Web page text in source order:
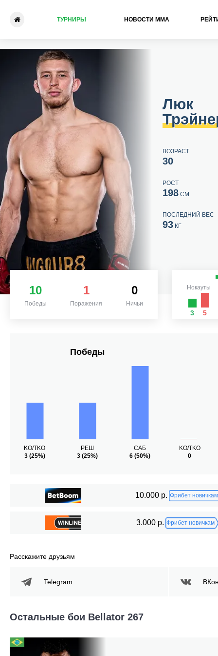
ТУРНИРЫ НОВОСТИ ММА
Люк Трэйнер - Янник
Люк
ВОЗРАСТ
30
РОСТ
198СМ
ПОСЛЕДНИЙ ВЕС
93КГ
10
Победы
1
Поражения
0
Ничьи
Нокауты
3 5
Победы
KO/TKO
3(25%)
РЕШ
3 (25%)
САБ
6 (50%)
KO/TKO
0
10.000 р. Фрибет новичкам
3.000 р. Фрибет новичкам
Расскажите друзьям
Telegram
Остальные бои Bellator 267